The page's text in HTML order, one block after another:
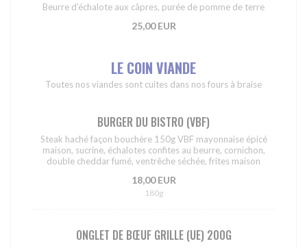
Beurre d'échalote aux câpres, purée de pomme de terre
25,00 EUR
LE COIN VIANDE
Toutes nos viandes sont cuites dans nos fours à braise
BURGER DU BISTRO (VBF)
Steak haché façon bouchère 150g VBF mayonnaise épicé
maison, sucrine, échalotes confites au beurre, cornichon,
double cheddar fumé, ventrêche séchée, frites maison
18,00 EUR
180g
ONGLET DE BŒUF GRILLE (UE) 200G